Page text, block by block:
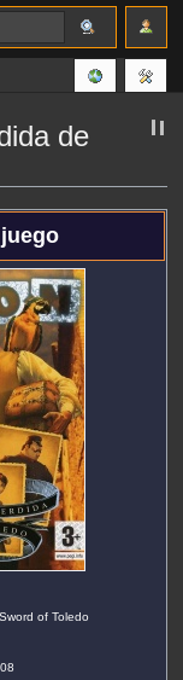
de
of Toledo